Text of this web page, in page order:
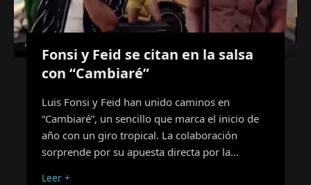
Fonsi y Feid se citan en la salsa
con “Cambiaré”
Luis Fonsi y Feid han unido caminos en
“Cambiaré”, un sencillo que marca el inicio de
año con un giro tropical. La colaboración
sorprende por su apuesta directa por la…
Leer +